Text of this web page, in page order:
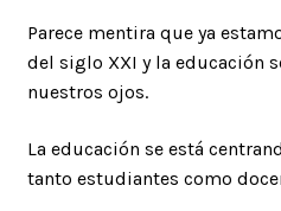
Parece mentira que ya
del siglo XXI y la educación
nuestros ojos.
La educación se está
tanto estudiantes como